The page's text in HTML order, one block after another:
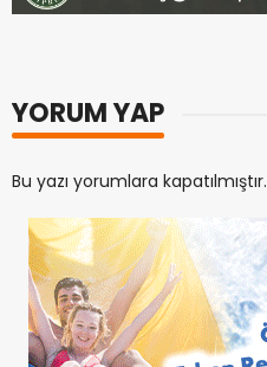
YORUM YAP
Bu yazı yorumlara kapatılmıştır.